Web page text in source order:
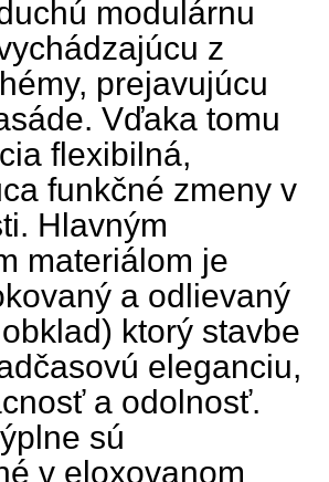
modulárnu
z
prejavujúcu
Vďaka tomu
flexibilná,
funkčné zmeny v
Hlavným
materiálom je
a odlievaný
ktorý stavbe
eleganciu,
a odolnosť.
sú
v eloxovanom